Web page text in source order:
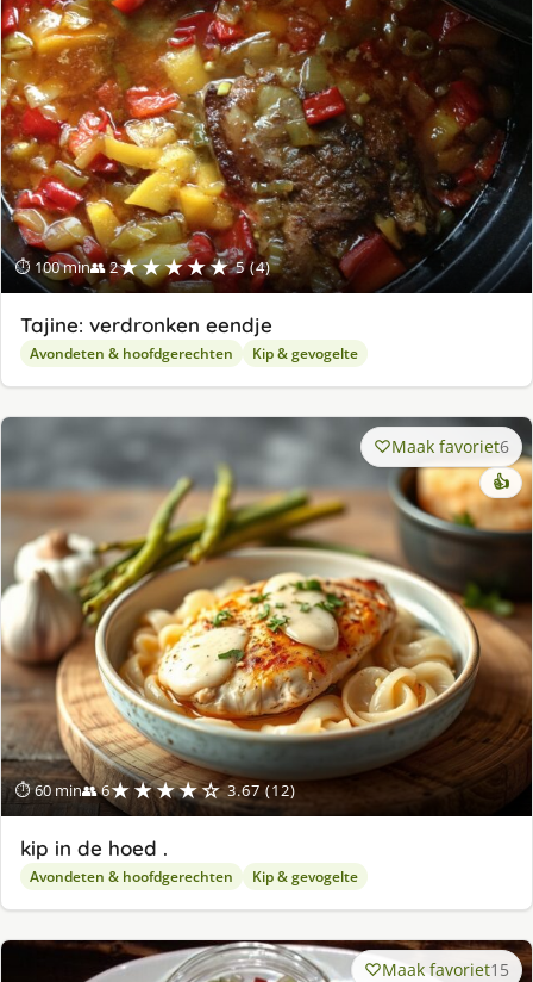
⏱ 100 min👥 2★★★★★ 5 (4)
Tajine: verdronken eendje
Avondeten & hoofdgerechten Kip & gevogelte
⏱ 60 min👥 6★★★★☆ 3.67 (12)
Maak favoriet6
👍
kip in de hoed .
Avondeten & hoofdgerechten Kip & gevogelte
Maak favoriet15